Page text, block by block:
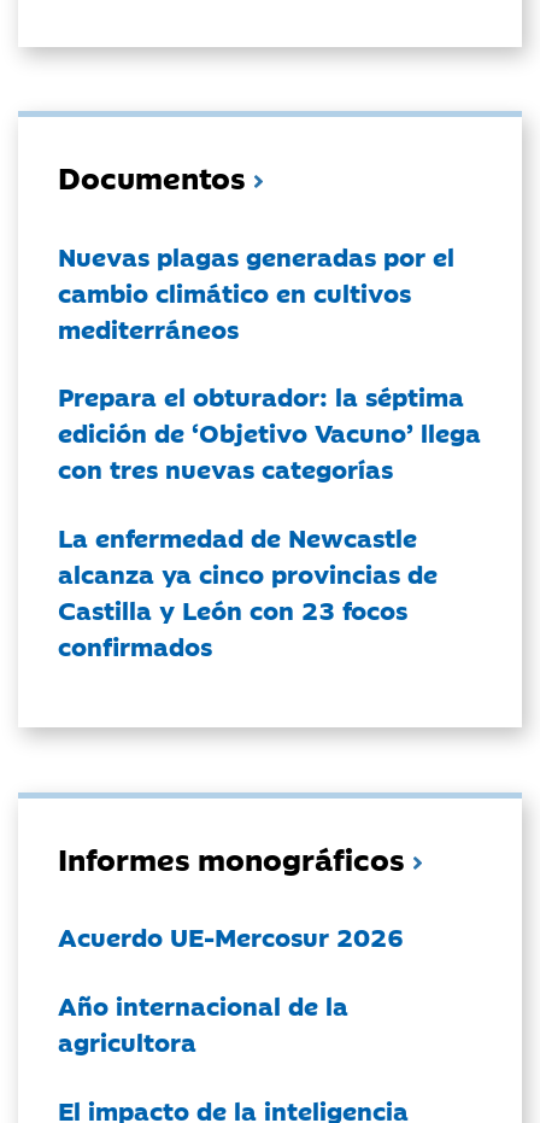
Documentos
Nuevas plagas generadas por el
cambio climático en cultivos
mediterráneos
Prepara el obturador: la séptima
edición de ‘Objetivo Vacuno’ llega
con tres nuevas categorías
La enfermedad de Newcastle
alcanza ya cinco provincias de
Castilla y León con 23 focos
confirmados
Informes monográficos
Acuerdo UE-Mercosur 2026
Año internacional de la
agricultora
El impacto de la inteligencia